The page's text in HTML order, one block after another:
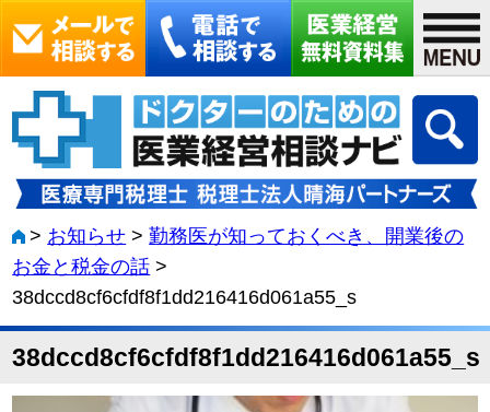
> お知らせ >勤務医が知っておくべき、開業後の
お金と税金の話 >
38dccd8cf6cfdf8f1dd216416d061a55_s
38dccd8cf6cfdf8f1dd216416d061a55_s